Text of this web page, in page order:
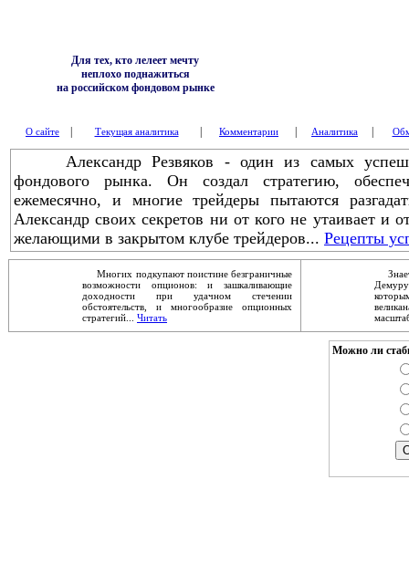
Для тех, кто лелеет мечту
неплохо поднажиться
на российском фондовом рынке
О сайте Текущая аналитика Комментарии Аналитика
Александр Резвяков - один из самых
фондового рынка. Он создал стратегию,
ежемесячно, и многие трейдеры пытаются
Александр своих секретов ни от кого не утаивает и
желающими в закрытом клубе трейдеров... Рецепты
Многих подкупают поистине безграничные
возможности опционов: и зашкаливающие
доходности при удачном стечении
обстоятельств, и многообразие опционных
стратегий... Читать
Можно ли